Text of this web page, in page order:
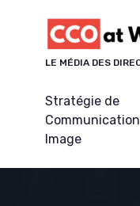
LE MÉDIA DES
Stratégie de
Image